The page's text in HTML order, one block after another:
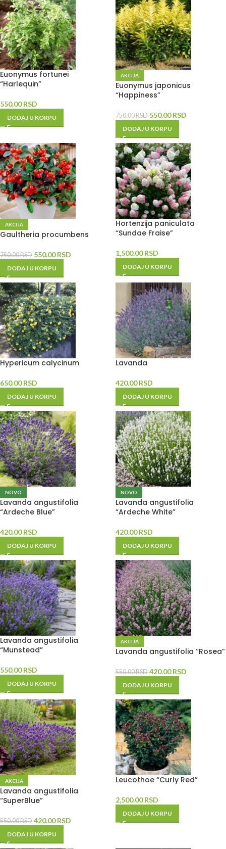
Euonymus fortunei
“Harlequin”
550.00RSD
DODAJ U KORPU
AKCIJA
Euonymus japonicus
“Happiness”
750.00RSD 550.00RSD
DODAJ U KORPU
AKCIJA
Gaultheria procumbens
750.00RSD 550.00RSD
DODAJ U KORPU
Hortenzija paniculata
“Sundae Fraise”
1,500.00RSD
DODAJ U KORPU
Hypericum calycinum
650.00RSD
DODAJ U KORPU
Lavanda
420.00RSD
DODAJ U KORPU
NOVO
Lavanda angustifolia
“Ardeche Blue”
420.00RSD
DODAJ U KORPU
NOVO
Lavanda angustifolia
“Ardeche White”
420.00RSD
DODAJ U KORPU
Lavanda angustifolia
“Munstead”
550.00RSD
DODAJ U KORPU
AKCIJA
Lavanda angustifolia “Rosea”
550.00RSD 420.00RSD
DODAJ U KORPU
AKCIJA
Lavanda angustifolia
“SuperBlue”
550.00RSD 420.00RSD
DODAJ U KORPU
Leucothoe “Curly Red”
2,500.00RSD
DODAJ U KORPU